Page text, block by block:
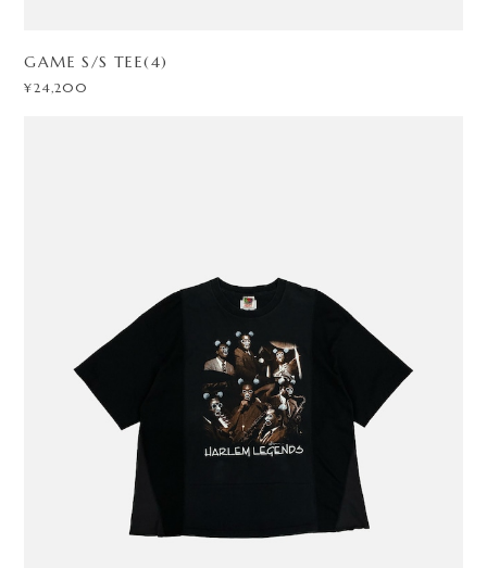
GAME S/S TEE(4)
¥24,200